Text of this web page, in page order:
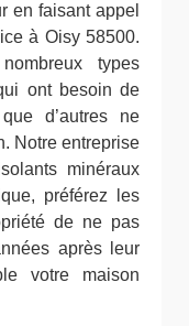
en faisant appel
à Oisy 58500.
types
ont besoin de
d’autres ne
Notre entreprise
minéraux
préférez les
de ne pas
après leur
votre maison